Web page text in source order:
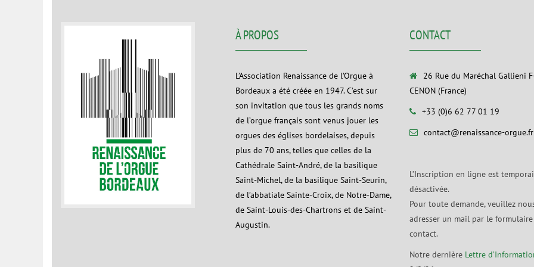
À PROPOS
L’Association Renaissance de l’Orgue à
Bordeaux a été créée en 1947. C’est sur
son invitation que tous les grands noms
de l’orgue français sont venus jouer les
orgues des églises bordelaises, depuis
plus de 70 ans, telles que celles de la
Cathédrale Saint-André, de la basilique
Saint-Michel, de la basilique Saint-Seurin,
de l’abbatiale Sainte-Croix, de Notre-Dame,
de Saint-Louis-des-Chartrons et de Saint-
Augustin.
CONTACT
26 Rue du Maréchal Gallieni
CENON (France)
+33 (0)6 62 77 01 19
contact@renaissance-orgue.fr
L’Inscription en ligne est
désactivée.
Pour toute demande, veuillez
adresser un mail par le
contact.
Notre dernière Lettre